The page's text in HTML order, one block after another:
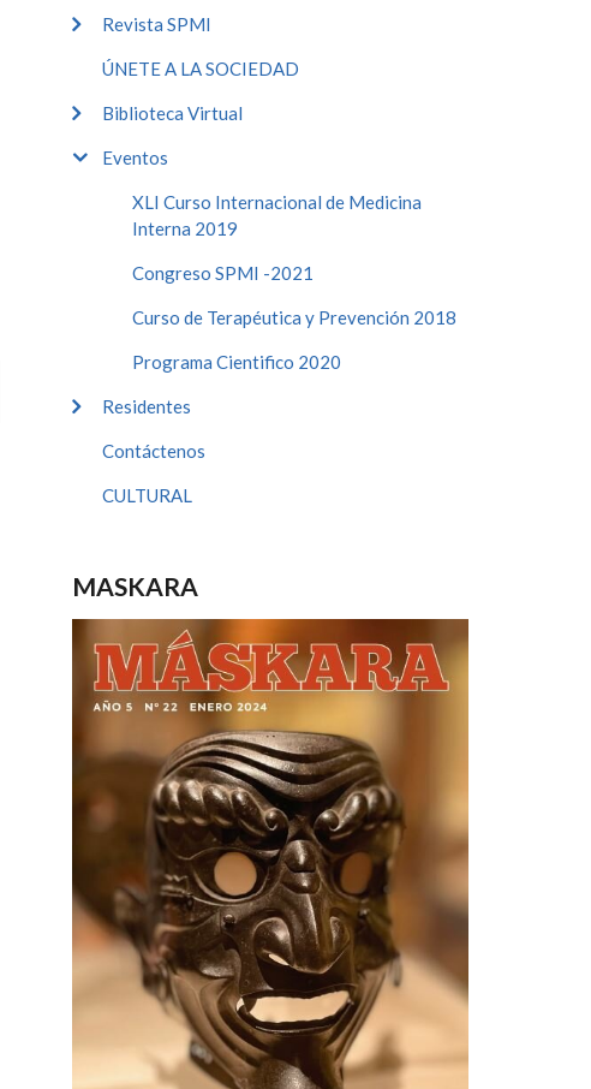
Revista SPMI
ÚNETE A LA SOCIEDAD
Biblioteca Virtual
Eventos
XLI Curso Internacional de Medicina
Interna 2019
Congreso SPMI -2021
Curso de Terapéutica y Prevención 2018
Programa Cientifico 2020
Residentes
Contáctenos
CULTURAL
MASKARA